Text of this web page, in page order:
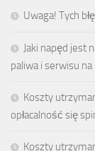
Uwaga! Tych
Jaki napęd jest
paliwa i serwisu
Koszty
opłacalność się
Koszty